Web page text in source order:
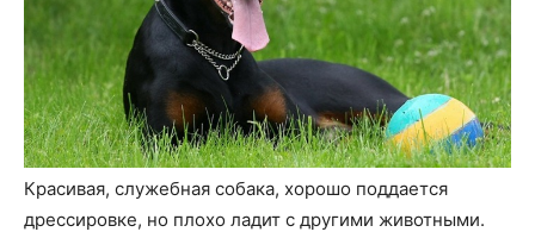
Красивая, служебная собака, хорошо поддается
дрессировке, но плохо ладит с другими животными.